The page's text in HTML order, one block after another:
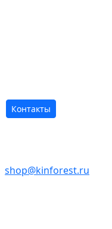
Контакты
shop@kinforest.ru